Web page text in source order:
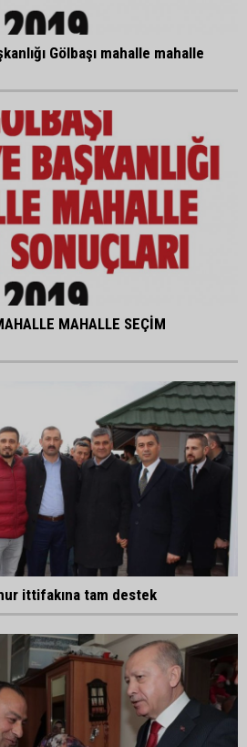
Gölbaşı mahalle mahalle
MAHALLE SEÇİM
ittifakına tam destek